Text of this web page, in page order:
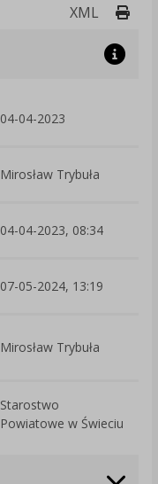
XML
04-04-2023
Mirosław Trybuła
04-04-2023, 08:34
07-05-2024, 13:19
Mirosław Trybuła
Starostwo
Powiatowe w Świeciu